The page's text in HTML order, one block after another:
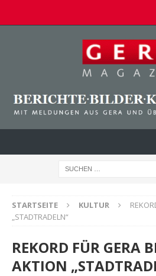
STARTSEITE KULTUR
„STADTRADELN“
REKORD FÜR GERA
AKTION